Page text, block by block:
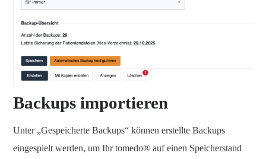
Backups importieren
Unter „Gespeicherte Backups“ können erstellte Backups
eingespielt werden, um Ihr tomedo® auf einen Speicherstand